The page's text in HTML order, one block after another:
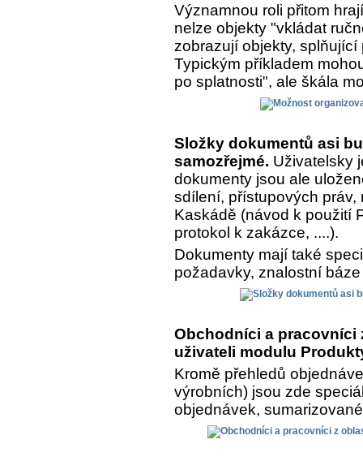
Významnou roli přitom
nelze objekty "vkládat
zobrazují objekty,
Typickým příkladem
po splatnosti", ale škála
Složky dokumentů asi
samozřejmé. Uživatelsky
dokumenty jsou ale
sdílení, přístupových
Kaskádě (návod k použití
protokol k zakázce, ....).
Dokumenty mají také
požadavky, znalostní
Obchodníci a
uživateli modulu
Kromě přehledů
výrobních) jsou zde
objednávek,